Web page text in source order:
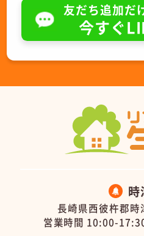
友だち追加だ
今すぐ
時
長崎県西彼杵郡
営業時間 10:00-